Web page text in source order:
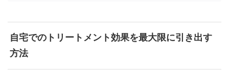
自宅でのトリートメント効果を最大限に引き出す
方法